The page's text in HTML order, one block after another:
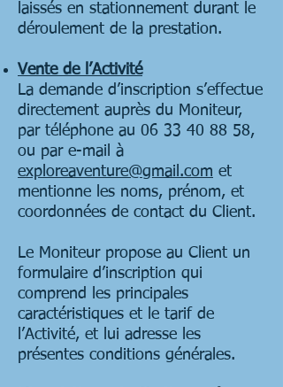
laissés en stationnement durant le
déroulement de la prestation.
Vente de l’Activité
La demande d’inscription s’effectue
directement auprès du Moniteur,
par téléphone au 06 33 40 88 58,
ou par e-mail à
exploreaventure@gmail.com et
mentionne les noms, prénom, et
coordonnées de contact du Client.
Le Moniteur propose au Client un
formulaire d’inscription qui
comprend les principales
caractéristiques et le tarif de
l’Activité, et lui adresse les
présentes conditions générales.